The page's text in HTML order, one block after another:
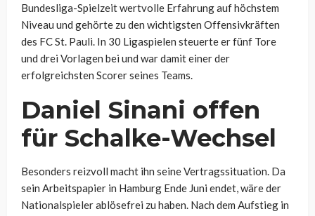
Bundesliga-Spielzeit wertvolle Erfahrung auf höchstem
Niveau und gehörte zu den wichtigsten Offensivkräften
des FC St. Pauli. In 30 Ligaspielen steuerte er fünf Tore
und drei Vorlagen bei und war damit einer der
erfolgreichsten Scorer seines Teams.
Daniel Sinani offen
für Schalke-Wechsel
Besonders reizvoll macht ihn seine Vertragssituation. Da
sein Arbeitspapier in Hamburg Ende Juni endet, wäre der
Nationalspieler ablösefrei zu haben. Nach dem Aufstieg in